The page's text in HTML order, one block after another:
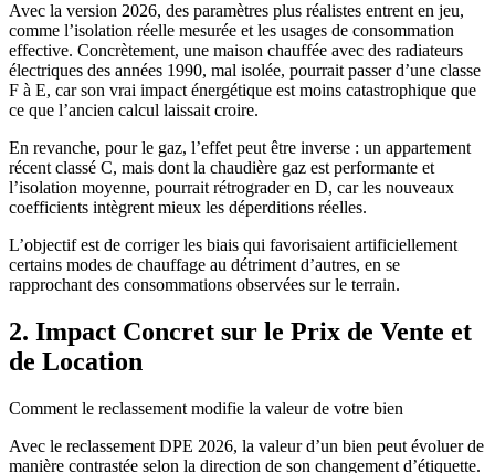
Avec la version 2026, des paramètres plus réalistes entrent en jeu,
comme l’isolation réelle mesurée et les usages de consommation
effective. Concrètement, une maison chauffée avec des radiateurs
électriques des années 1990, mal isolée, pourrait passer d’une classe
F à E, car son vrai impact énergétique est moins catastrophique que
ce que l’ancien calcul laissait croire.
En revanche, pour le gaz, l’effet peut être inverse : un appartement
récent classé C, mais dont la chaudière gaz est performante et
l’isolation moyenne, pourrait rétrograder en D, car les nouveaux
coefficients intègrent mieux les déperditions réelles.
L’objectif est de corriger les biais qui favorisaient artificiellement
certains modes de chauffage au détriment d’autres, en se
rapprochant des consommations observées sur le terrain.
2. Impact Concret sur le Prix de Vente et
de Location
Comment le reclassement modifie la valeur de votre bien
Avec le reclassement DPE 2026, la valeur d’un bien peut évoluer de
manière contrastée selon la direction de son changement d’étiquette.